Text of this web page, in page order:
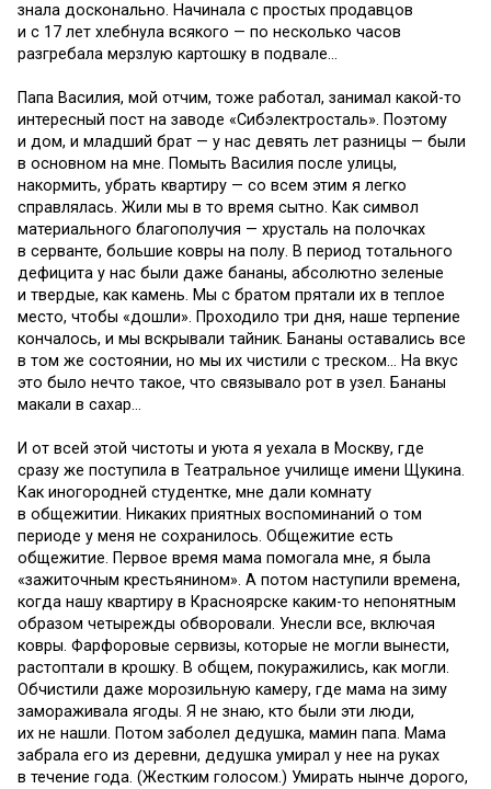
знала досконально. Начинала с простых продавцов
и с 17 лет хлебнула всякого — по несколько часов
разгребала мерзлую картошку в подвале…
Папа Василия, мой отчим, тоже работал, занимал какой-то
интересный пост на заводе «Сибэлектросталь». Поэтому
и дом, и младший брат — у нас девять лет разницы — были
в основном на мне. Помыть Василия после улицы,
накормить, убрать квартиру — со всем этим я легко
справлялась. Жили мы в то время сытно. Как символ
материального благополучия — хрусталь на полочках
в серванте, большие ковры на полу. В период тотального
дефицита у нас были даже бананы, абсолютно зеленые
и твердые, как камень. Мы с братом прятали их в теплое
место, чтобы «дошли». Проходило три дня, наше терпение
кончалось, и мы вскрывали тайник. Бананы оставались все
в том же состоянии, но мы их чистили с треском… На вкус
это было нечто такое, что связывало рот в узел. Бананы
макали в сахар…
И от всей этой чистоты и уюта я уехала в Москву, где
сразу же поступила в Театральное училище имени Щукина.
Как иногородней студентке, мне дали комнату
в общежитии. Никаких приятных воспоминаний о том
периоде у меня не сохранилось. Общежитие есть
общежитие. Первое время мама помогала мне, я была
«зажиточным крестьянином». А потом наступили времена,
когда нашу квартиру в Красноярске каким-то непонятным
образом четырежды обворовали. Унесли все, включая
ковры. Фарфоровые сервизы, которые не могли вынести,
растоптали в крошку. В общем, покуражились, как могли.
Обчистили даже морозильную камеру, где мама на зиму
замораживала ягоды. Я не знаю, кто были эти люди,
их не нашли. Потом заболел дедушка, мамин папа. Мама
забрала его из деревни, дедушка умирал у нее на руках
в течение года. (Жестким голосом.) Умирать нынче дорого,